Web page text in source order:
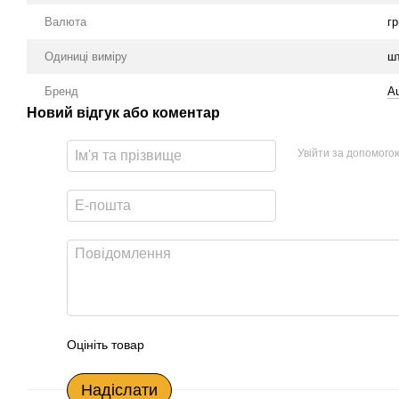
Валюта
Одиниці виміру
Бренд
Новий відгук або коментар
Увійти за
Оцініть товар
Надіслати